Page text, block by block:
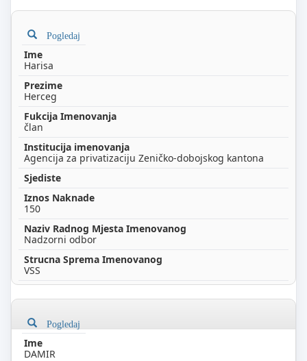
Pogledaj
Harisa
Herceg
član
Agencija za privatizaciju Zeničko-dobojskog kantona
150
Nadzorni odbor
VSS
Pogledaj
DAMIR